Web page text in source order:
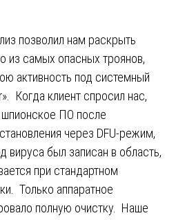
позволил нам раскрыть
из самых опасных троянов,
активность под системный
Когда клиент спросил нас,
шпионское ПО после
через DFU-режим,
вируса был записан в область,
при стандартном
Только аппаратное
полную очистку. Наше